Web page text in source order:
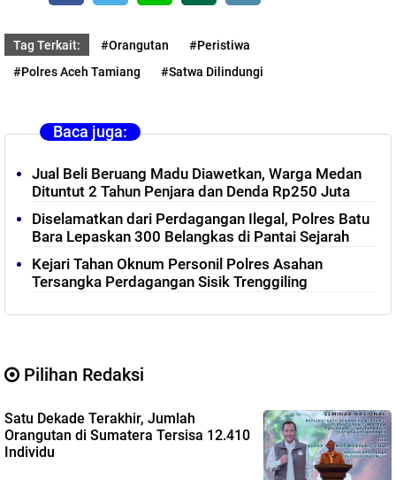
Tag Terkait: #Orangutan
#Peristiwa
#Polres Aceh Tamiang
#Satwa Dilindungi
Baca juga:
Jual Beli Beruang Madu Diawetkan, Warga Medan
Dituntut 2 Tahun Penjara dan Denda Rp250 Juta
Diselamatkan dari Perdagangan Ilegal, Polres Batu
Bara Lepaskan 300 Belangkas di Pantai Sejarah
Kejari Tahan Oknum Personil Polres Asahan
Tersangka Perdagangan Sisik Trenggiling
Pilihan Redaksi
Satu Dekade Terakhir, Jumlah
Orangutan di Sumatera Tersisa 12.410
Individu